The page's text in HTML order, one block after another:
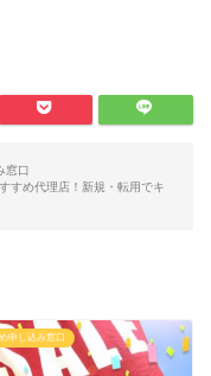
窓口
すめ代理店！新規・転用でキ
申し込み窓口